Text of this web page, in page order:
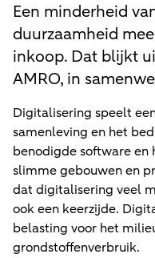
Een minderheid
duurzaamheid
inkoop. Dat blijkt
AMRO, in
Digitalisering speelt
samenleving en het
benodigde software en
slimme gebouwen en
dat digitalisering veel
ook een keerzijde.
belasting voor het
grondstoffenverbruik.